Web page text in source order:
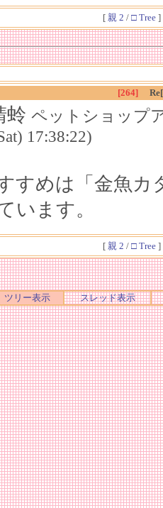
[ 親 2 / □ Tree]
[264]
蛉 ペットショップ
17:38:22)
すめは「金魚カ
います。
[ 親 2 / □ Tree]
ツリー表示 スレッド表示